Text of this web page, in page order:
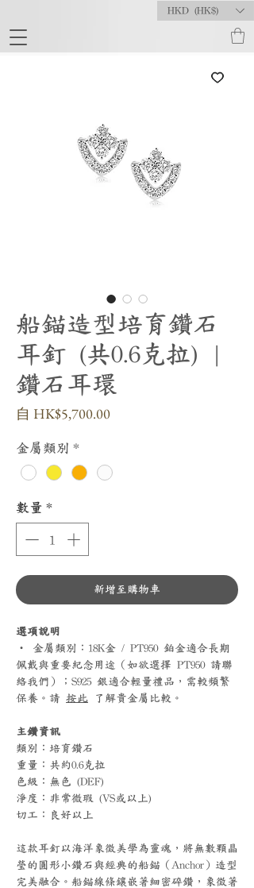
HKD (HK$)
船錨造型培育鑽石
耳釘 (共0.6克拉) |
鑽石耳環
自 HK$5,700.00促
格
金屬類別 *
數量 *
新增至購物車
選項說明
‧ 金屬類別：18K金 / PT950 鉑金適合長期
佩戴與重要紀念用途（如欲選擇 PT950 請聯
絡我們）；S925 銀適合輕量禮品，需較頻繁
保養。請 按此 了解貴金屬比較。
主鑽資訊
類別：培育鑽石
重量：共約0.6克拉
色級：無色 (DEF)
淨度：非常微瑕 (VS或以上)
切工：良好以上
這款耳釘以海洋象徵美學為靈魂，將無數顆晶
瑩的圓形小鑽石與經典的船錨（Anchor）造型
完美融合。船錨線條鑲嵌著細密碎鑽，象徵著